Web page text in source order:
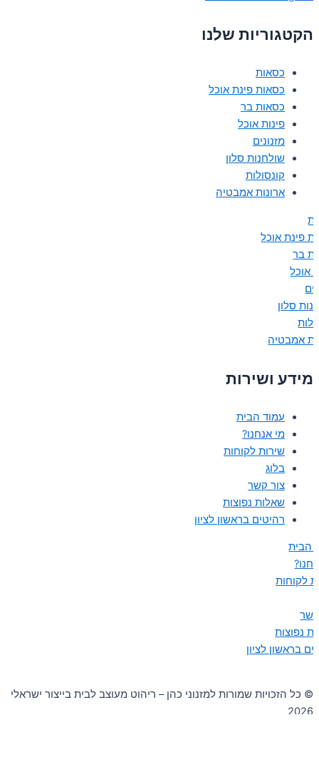
הקטגוריות שלנו
כסאות
כסאות פינת אוכל
כסאות בר
פינות אוכל
מזנונים
שולחנות סלון
קונסולות
ארונות אמבטיה
פינת אוכל
בר
אוכל
סלון
אמבטיה
מידע ושירות
עמוד הבית
מי אנחנו?
שירות לקוחות
בלוג
צור קשר
שאלות נפוצות
רהיטים בראשון לציון
הבית
לקוחות
נפוצות
בראשון לציון
© כל הזכויות שמורות למזנוני כהן – ריהוט מעוצב לבית בייצור ישראלי
2026